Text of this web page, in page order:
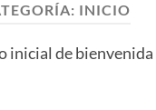
INICIO
inicial de bienvenida